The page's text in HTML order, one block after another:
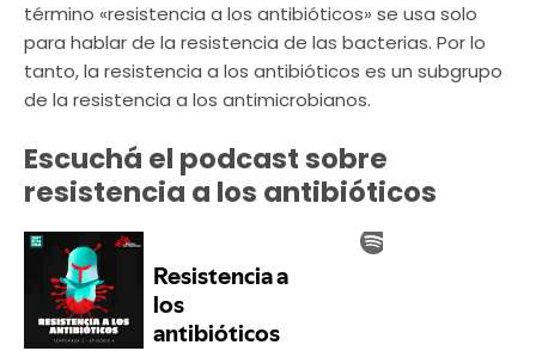
término «resistencia a los antibióticos» se usa solo
para hablar de la resistencia de las bacterias. Por lo
tanto, la resistencia a los antibióticos es un subgrupo
de la resistencia a los antimicrobianos.
Escuchá el podcast sobre
resistencia a los antibióticos